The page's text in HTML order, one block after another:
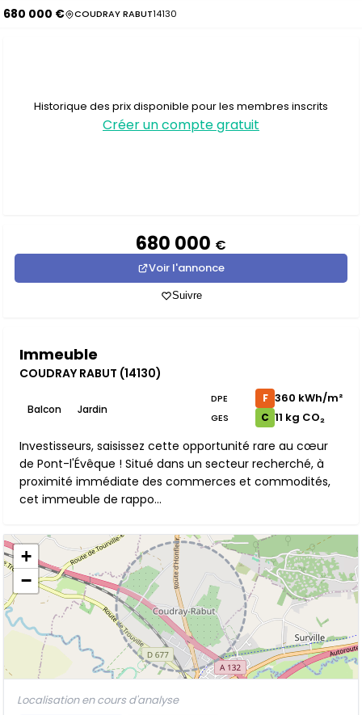
680 000 € COUDRAY RABUT14130
Historique des prix disponible pour les membres inscrits
Créer un compte gratuit
680 000 €
Voir l'annonce
Suivre
Immeuble
COUDRAY RABUT (14130)
Balcon Jardin
DPE F 360 kWh/m²
GES C 11 kg CO₂
Investisseurs, saisissez cette opportunité rare au cœur
de Pont-l'Évêque ! Situé dans un secteur recherché, à
proximité immédiate des commerces et commodités,
cet immeuble de rappo...
+
−
Localisation en cours d'analyse